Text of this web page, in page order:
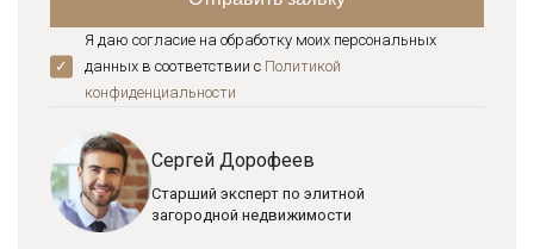
Я даю согласие на обработку моих персональных
данных в соответствии с Политикой
конфиденциальноcти
Сергей Дорофеев
Старший эксперт по элитной
загородной недвижимости